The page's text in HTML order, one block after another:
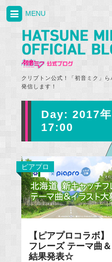
クリプトン公式！「初音ミク」
発信します！
MENU
Day: 2017
17:00
ピアプロ
【ピアプロコラボ
フレーズ テーマ曲
結果発表☆